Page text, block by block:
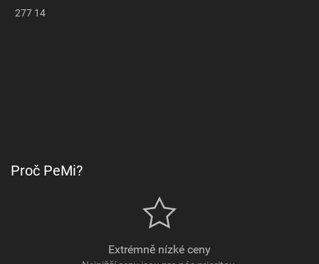
277 14
Proč PeMi?
Extrémně nízké ceny